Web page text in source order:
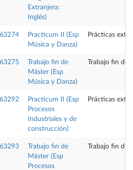
Extranjera:
Inglés)
63274
Practicum II (Esp
Música y Danza)
Prácticas
63275
Trabajo fin de
Máster (Esp
Música y Danza)
Trabajo fin de
63292
Practicum II (Esp
Procesos
Industriales y de
construcción)
Prácticas
63293
Trabajo fin de
Máster (Esp
Procesos
Trabajo fin de